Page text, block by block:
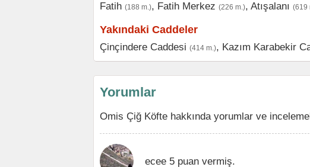
Fatih (188 m.), Fatih Merkez (226 m.), Atışalanı (619
Yakındaki Caddeler
Çinçindere Caddesi (414 m.), Kazım Karabekir
Yorumlar
Omis Çiğ Köfte hakkında yorumlar ve
ecee 5 puan vermiş.